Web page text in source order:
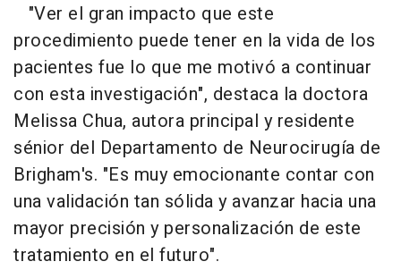
"Ver el gran impacto que este
procedimiento puede tener en la vida de los
pacientes fue lo que me motivó a continuar
con esta investigación", destaca la doctora
Melissa Chua, autora principal y residente
sénior del Departamento de Neurocirugía de
Brigham's. "Es muy emocionante contar con
una validación tan sólida y avanzar hacia una
mayor precisión y personalización de este
tratamiento en el futuro".